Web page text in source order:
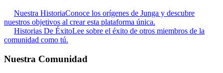
Nuestra HistoriaConoce los orígenes de Junga y descubre
nuestros objetivos al crear esta plataforma única.
Historias De ÉxitoLee sobre el éxito de otros miembros de la
comunidad como tú.
Nuestra Comunidad